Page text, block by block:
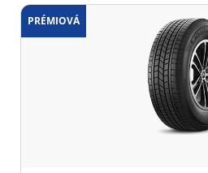
Cena
-1 1
Všechny typy (1)
PRÉMIOVÁ